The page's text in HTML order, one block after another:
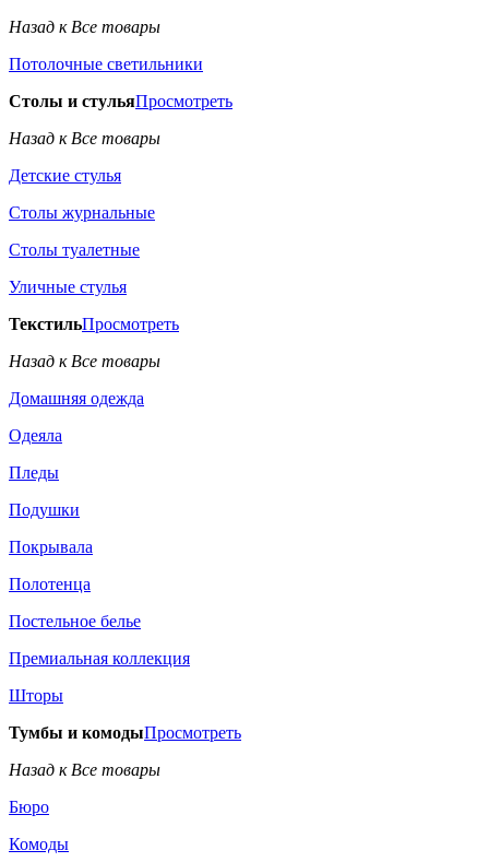
Назад к Все товары
Потолочные светильники
Столы и стульяПросмотреть
Назад к Все товары
Детские стулья
Столы журнальные
Столы туалетные
Уличные стулья
ТекстильПросмотреть
Назад к Все товары
Домашняя одежда
Одеяла
Пледы
Подушки
Покрывала
Полотенца
Постельное белье
Премиальная коллекция
Шторы
Тумбы и комодыПросмотреть
Назад к Все товары
Бюро
Комоды